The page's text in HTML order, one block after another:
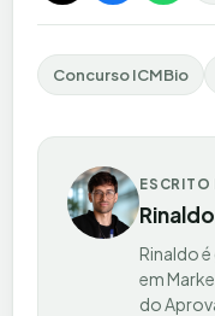
Concurso ICMBio
ESCRITO
Rinaldo
em
do